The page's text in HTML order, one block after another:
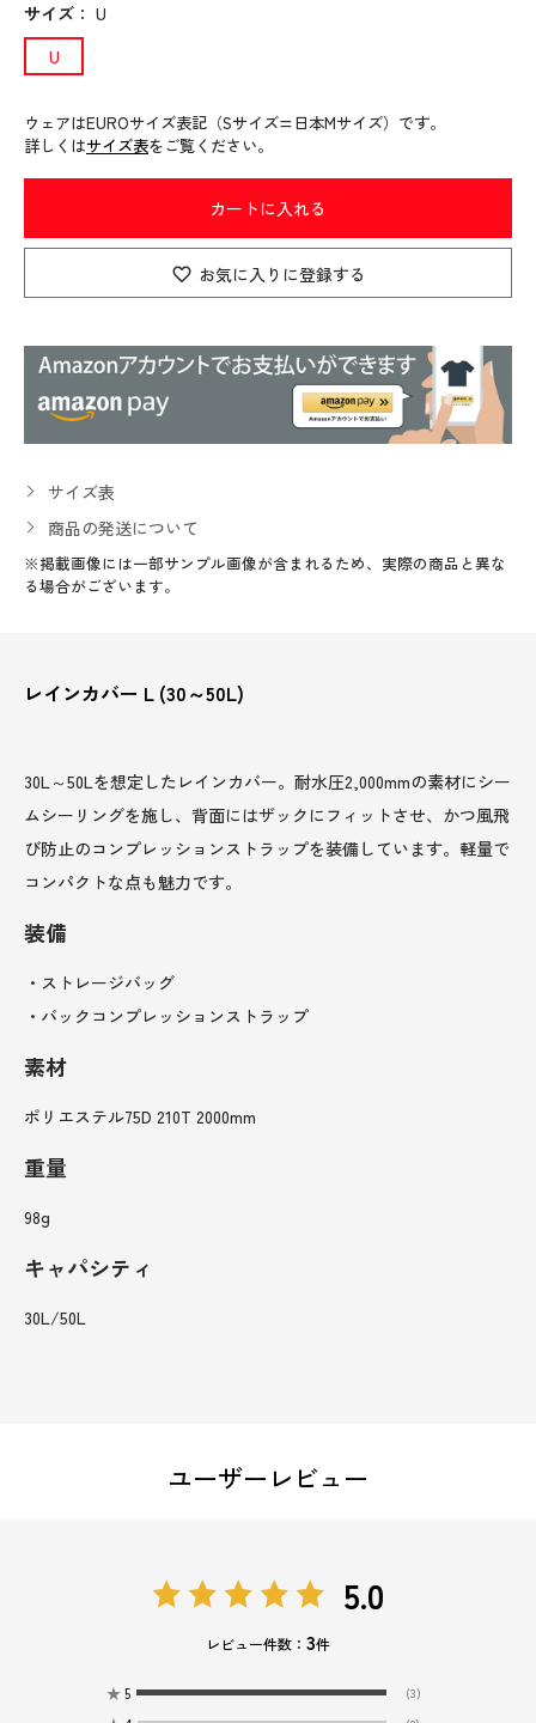
サイズ ： U
U
ウェアはEUROサイズ表記（Sサイズ=日本Mサイズ）です。
詳しくはサイズ表をご覧ください。
カートに入れる
お気に入りに登録する
サイズ表
商品の発送について
※掲載画像には一部サンプル画像が含まれるため、実際の商品と異な
る場合がございます。
レインカバー L (30～50L)
30L～50Lを想定したレインカバー。耐水圧2,000mmの素材にシー
ムシーリングを施し、背面にはザックにフィットさせ、かつ風飛
び防止のコンプレッションストラップを装備しています。軽量で
コンパクトな点も魅力です。
装備
・ストレージバッグ
・バックコンプレッションストラップ
素材
ポリエステル75D 210T 2000mm
重量
98g
キャパシティ
30L/50L
ユーザーレビュー
5.0
レビュー件数： 3件
★ 5 (3)